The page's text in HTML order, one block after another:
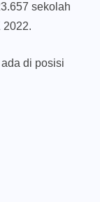
sekolah
2022.
di posisi